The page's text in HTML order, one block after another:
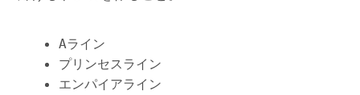
Aライン
プリンセスライン
エンパイアライン